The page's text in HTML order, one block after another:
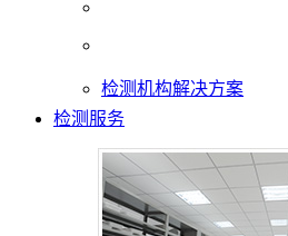
检测机构解决方案
检测服务